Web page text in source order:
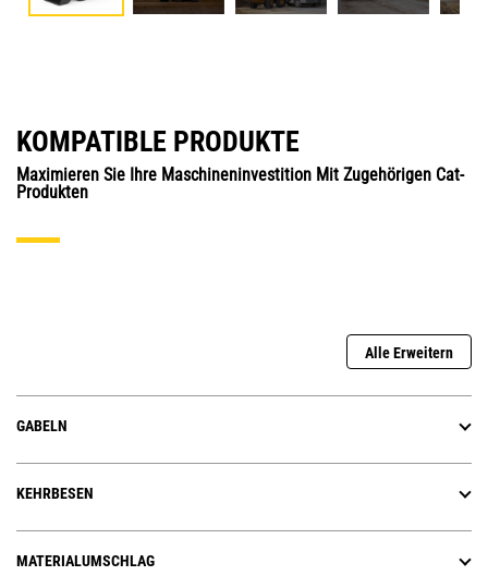
KOMPATIBLE PRODUKTE
Maximieren Sie Ihre Maschineninvestition Mit Zugehörigen Cat-
Produkten
Alle Erweitern
GABELN
KEHRBESEN
MATERIALUMSCHLAG